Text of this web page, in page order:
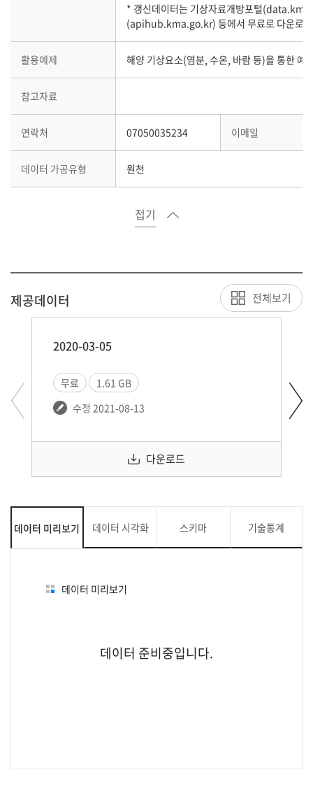
* 갱신데이터는 기상자료개방포털
(apihub.kma.go.kr) 등에서 무료로 다운로드
활용예제 해양 기상요소(염분, 수온, 바람 등)을 통한 예
참고자료
연락처 07050035234 이메일
데이터 가공유형 원천
접기
제공데이터
2020-03-05
무료
1.61 GB
수정 2021-08-13
다운로드
전체보기
데이터 미리보기 데이터 시각화 스키마 기술통계
데이터 미리보기
데이터 준비중입니다.